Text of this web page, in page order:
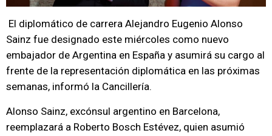
El diplomático de carrera Alejandro Eugenio Alonso
Sainz fue designado este miércoles como nuevo
embajador de Argentina en España y asumirá su cargo al
frente de la representación diplomática en las próximas
semanas, informó la Cancillería.
Alonso Sainz, excónsul argentino en Barcelona,
reemplazará a Roberto Bosch Estévez, quien asumió